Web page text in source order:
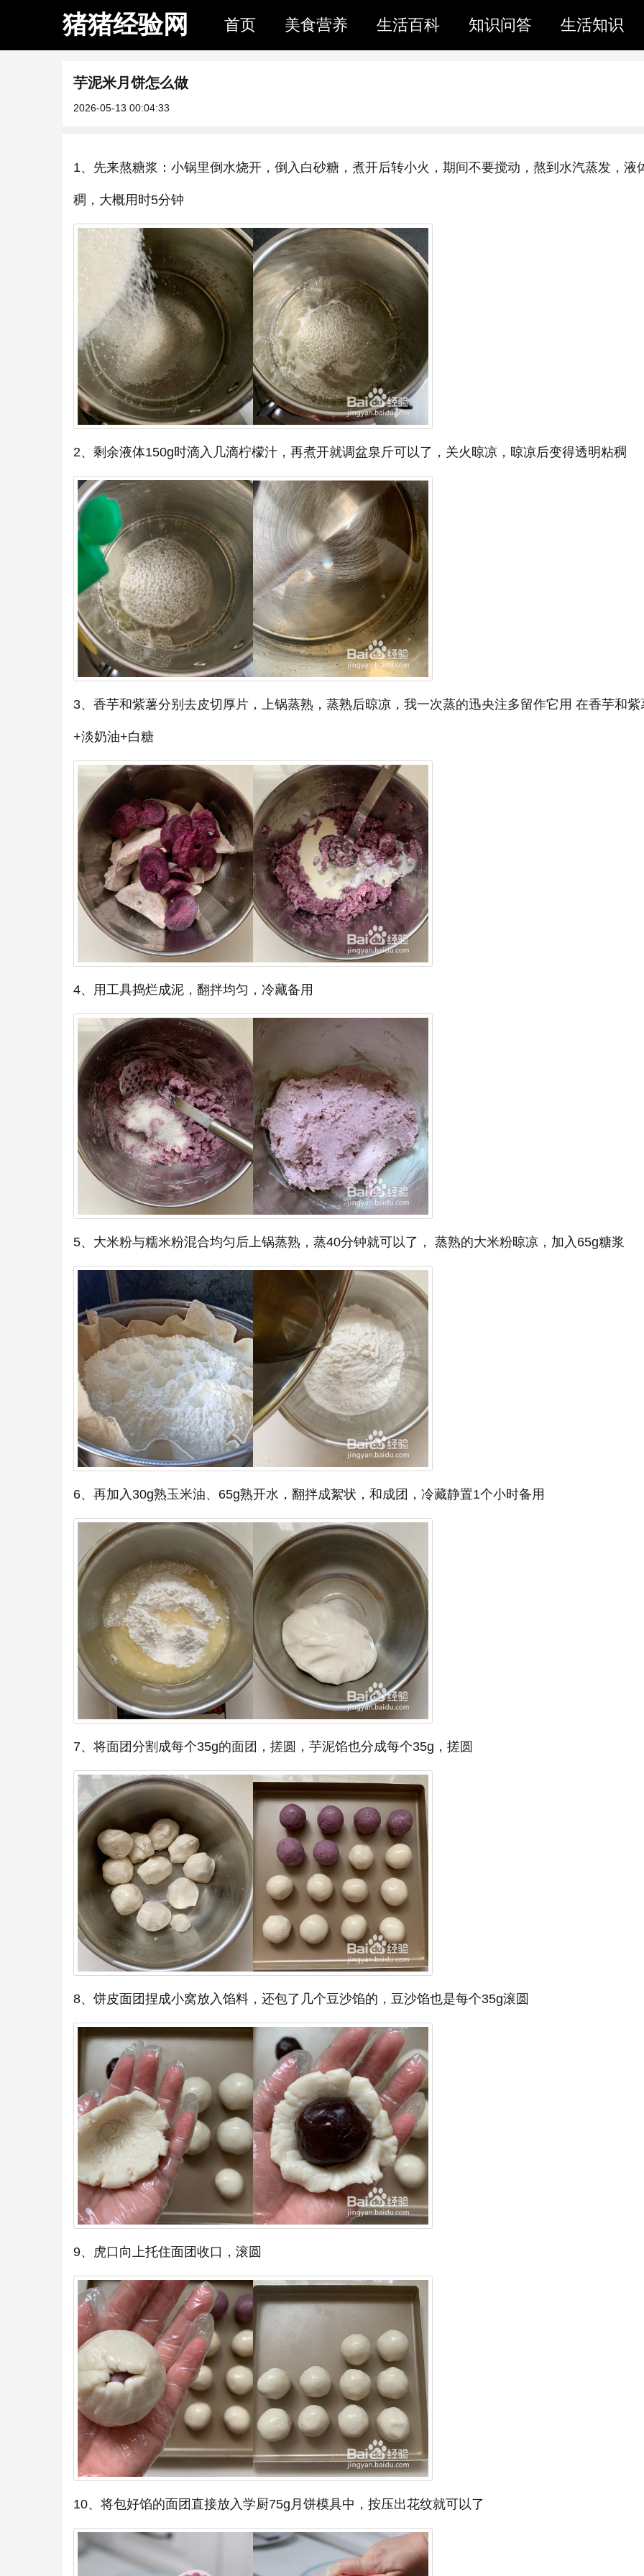
猪猪经验网 首页 美食营养 生活百科 知识问答 生活知识
芋泥米月饼怎么做
2026-05-13 00:04:33
1、先来熬糖浆：小锅里倒水烧开，倒入白砂糖，煮开后转小火，期间不要搅动，熬到水汽蒸发，液
稠，大概用时5分钟
2、剩余液体150g时滴入几滴柠檬汁，再煮开就调盆泉斤可以了，关火晾凉，晾凉后变得透明粘稠
3、香芋和紫薯分别去皮切厚片，上锅蒸熟，蒸熟后晾凉，我一次蒸的迅央注多留作它用 在香芋和紫
+淡奶油+白糖
4、用工具捣烂成泥，翻拌均匀，冷藏备用
5、大米粉与糯米粉混合均匀后上锅蒸熟，蒸40分钟就可以了， 蒸熟的大米粉晾凉，加入65g糖浆
6、再加入30g熟玉米油、65g熟开水，翻拌成絮状，和成团，冷藏静置1个小时备用
7、将面团分割成每个35g的面团，搓圆，芋泥馅也分成每个35g，搓圆
8、饼皮面团捏成小窝放入馅料，还包了几个豆沙馅的，豆沙馅也是每个35g滚圆
9、虎口向上托住面团收口，滚圆
10、将包好馅的面团直接放入学厨75g月饼模具中，按压出花纹就可以了